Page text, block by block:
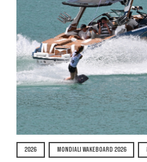
2026 MONDIALI WAKEBOARD 2026